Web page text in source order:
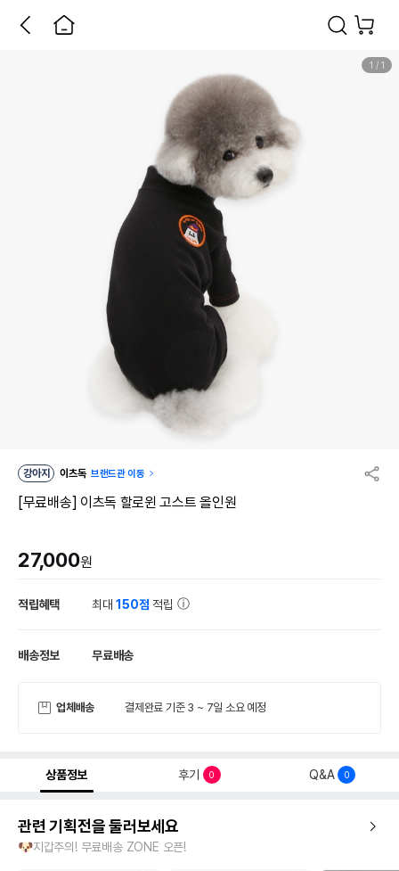
1 / 1
강아지 이츠독 브랜드관 이동
[무료배송] 이츠독 할로윈 고스트 올인원
27,000원
적립혜택 최대150점 적립
배송정보 무료배송
업체배송 결제완료 기준 3 ~ 7일 소요 예정
상품정보 후기 0 Q&A 0
관련 기획전을 둘러보세요
🐶지갑주의! 무료배송 ZONE 오픈!